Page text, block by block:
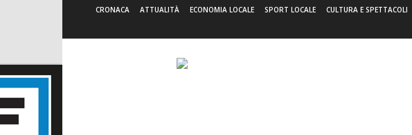
CRONACA ATTUALITÀ ECONOMIA LOCALE SPORT LOCALE CULTURA E SPETTACOLI